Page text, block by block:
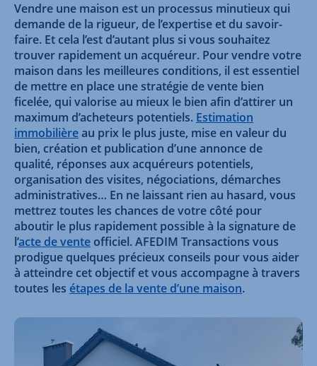
Vendre une maison est un processus minutieux qui
demande de la rigueur, de l’expertise et du savoir-
faire. Et cela l’est d’autant plus si vous souhaitez
trouver rapidement un acquéreur. Pour vendre votre
maison dans les meilleures conditions, il est essentiel
de mettre en place une stratégie de vente bien
ficelée, qui valorise au mieux le bien afin d’attirer un
maximum d’acheteurs potentiels. Estimation
immobilièreau prix le plus juste, mise en valeur du
bien, création et publication d’une annonce de
qualité, réponses aux acquéreurs potentiels,
organisation des visites, négociations, démarches
administratives… En ne laissant rien au hasard, vous
mettrez toutes les chances de votre côté pour
aboutir le plus rapidement possible à la signature de
l’acte de vente officiel. AFEDIM Transactions vous
prodigue quelques précieux conseils pour vous aider
à atteindre cet objectif et vous accompagne à travers
toutes les étapes de la vente d’une maison.